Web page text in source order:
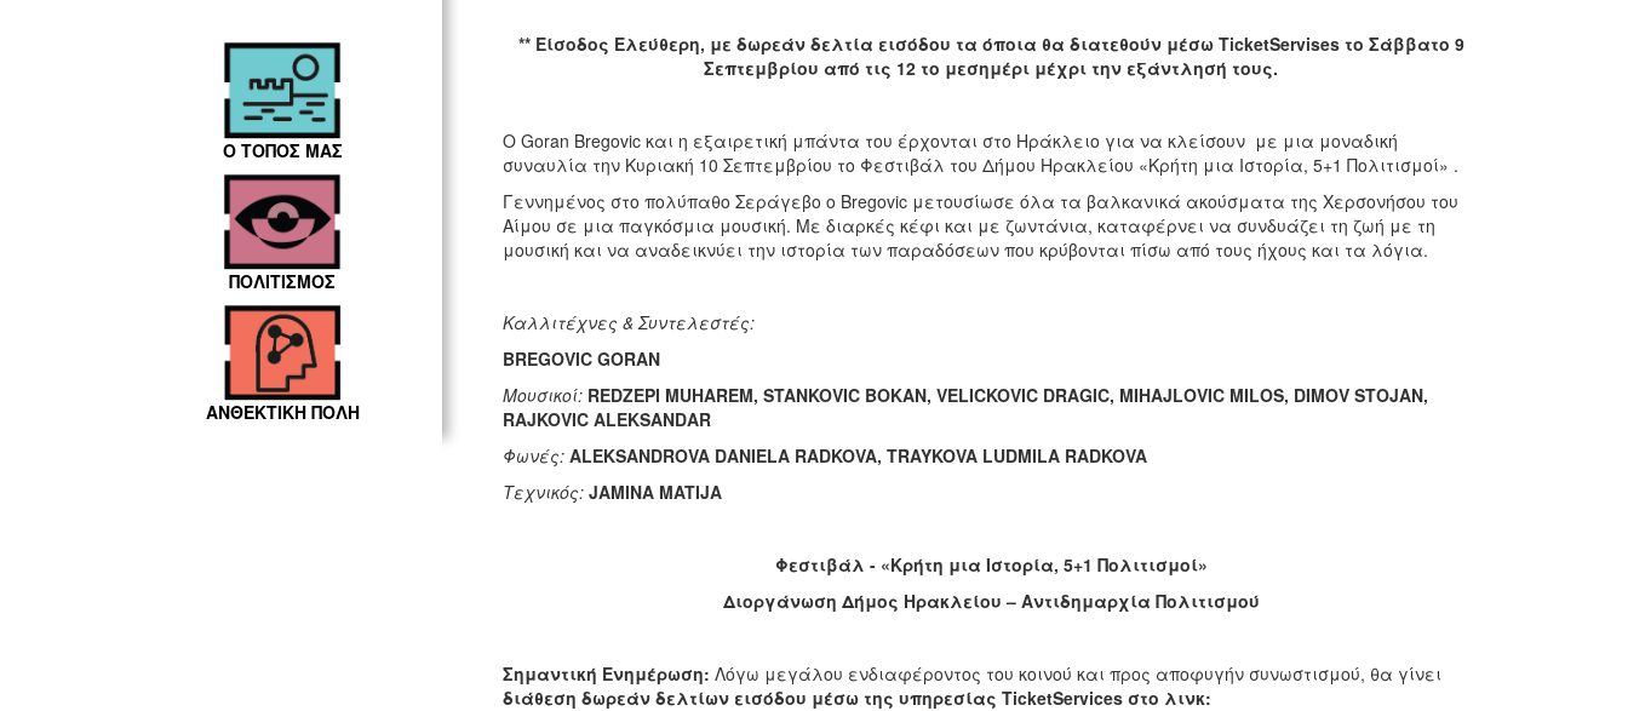
Ο ΤΟΠΟΣ ΜΑΣ
ΠΟΛΙΤΙΣΜΟΣ
ΑΝΘΕΚΤΙΚΗ ΠΟΛΗ
** Είσοδος Ελεύθερη, με δωρεάν δελτία εισόδου τα όποια θα διατεθούν μέσω TicketServisesτο Σάββατο 9
Σεπτεμβρίου από τις 12 το μεσημέρι μέχρι την εξάντλησή τους.
Ο Goran Bregovic και η εξαιρετική μπάντα του έρχονται στο Ηράκλειο για να κλείσουν με μια μοναδική
συναυλία την Κυριακή 10 Σεπτεμβρίου το Φεστιβάλ του Δήμου Ηρακλείου «Κρήτη μια Ιστορία, 5+1 Πολιτισμοί» .
Γεννημένος στο πολύπαθο Σεράγεβο ο Bregovic μετουσίωσε όλα τα βαλκανικά ακούσματα της Χερσονήσου του
Αίμου σε μια παγκόσμια μουσική. Με διαρκές κέφι και με ζωντάνια, καταφέρνει να συνδυάζει τη ζωή με τη
μουσική και να αναδεικνύει την ιστορία των παραδόσεων που κρύβονται πίσω από τους ήχους και τα λόγια.
Καλλιτέχνες & Συντελεστές:
BREGOVIC GORAN
Μουσικοί: REDZEPI MUHAREM, STANKOVIC BOKAN, VELICKOVIC DRAGIC, MIHAJLOVIC MILOS, DIMOV STOJAN,
RAJKOVIC ALEKSANDAR
Φωνές: ALEKSANDROVA DANIELA RADKOVA, TRAYKOVA LUDMILA RADKOVA
Τεχνικός: JAMINA MATIJA
Φεστιβάλ - «Κρήτη μια Ιστορία, 5+1 Πολιτισμοί»
Διοργάνωση Δήμος Ηρακλείου – Αντιδημαρχία Πολιτισμού
Σημαντική Ενημέρωση: Λόγω μεγάλου ενδιαφέροντος του κοινού και προς αποφυγήν συνωστισμού, θα γίνει
διάθεση δωρεάν δελτίων εισόδου μέσω της υπηρεσίας TicketServices στο λινκ: